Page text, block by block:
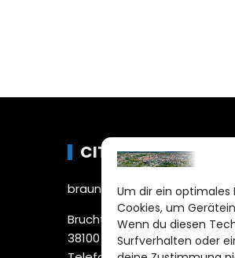
Um dir ein optimales
Cookies, um
Wenn du diesen
Surfverhalten oder
CITYLIFE!
Bruchtorwall 12
38100 Braunschweig